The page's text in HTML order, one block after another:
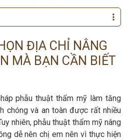
ĐỊA CHỈ NÂNG
MÀ BẠN CẦN BIẾT
phẫu thuật thẩm mỹ làm tăng
chóng và an toàn được rất nhiều
nhiên, phẫu thuật thẩm mỹ nâng
dễ nên chị em nên vì thực hiện